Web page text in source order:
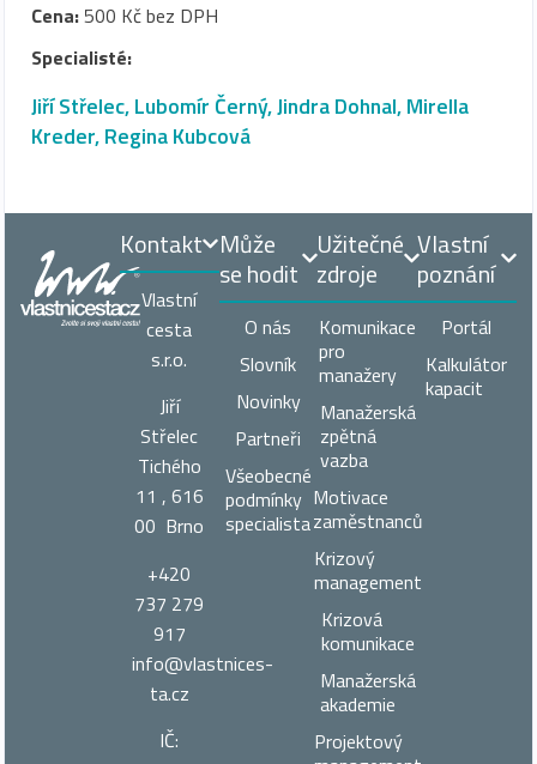
Cena:500 Kč bez DPH
Specialisté:
Jiří Střelec,Lubomír Černý,Jindra Dohnal,Mirella
Kreder,Regina Kubcová
Může
se hodit
O nás
Slovník
Novinky
Partneři
Všeobecné
podmínky
specialista
Užitečné
zdroje
Komunikace
pro
manažery
Manažerská
zpětná
vazba
Motivace
zaměstnanců
Krizový
management
Krizová
komunikace
Manažerská
akademie
Projektový
Vlastní
poznání
Portál
Kalkulátor
kapacit
Kontakt
Vlastní
cesta
s.r.o.
Jiří
Střelec
Tichého
11 , 616
00 Brno
+420
737 279
917
info@vlastnices­
ta.cz
IČ: